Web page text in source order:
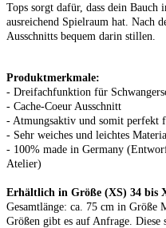
Tops sorgt dafür, dass dein Bauch
ausreichend Spielraum hat. Nach
Ausschnitts bequem darin stillen.
Produktmerkmale:
- Dreifachfunktion für
- Cache-Coeur Ausschnitt
- Atmungsaktiv und somit perfekt
- Sehr weiches und leichtes
- 100% made in Germany
Atelier)
Erhältlich in Größe (XS) 34 bis
Gesamtlänge: ca. 75 cm in Größe
Größen gibt es auf Anfrage. Diese